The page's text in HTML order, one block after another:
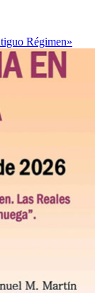
Régimen»